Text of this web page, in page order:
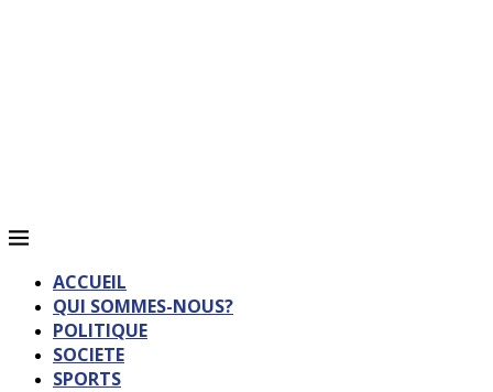
ACCUEIL
QUI SOMMES-NOUS?
POLITIQUE
SOCIETE
SPORTS